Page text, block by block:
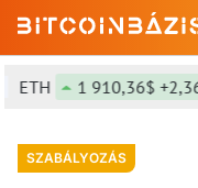
ETH 1 910,36$ +2,36%
SZABÁLYOZÁS